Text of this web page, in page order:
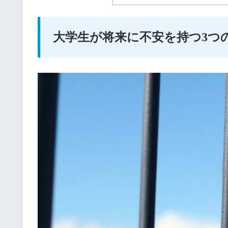
大学生が将来に不安を持つ3つ